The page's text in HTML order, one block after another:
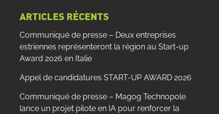
ARTICLES RÉCENTS
Communiqué de presse – Deux entreprises
estriennes représenteront la région au Start-up
Award 2026 en Italie
Appel de candidatures START-UP AWARD 2026
Communiqué de presse – Magog Technopole
lance un projet pilote en IA pour renforcer la